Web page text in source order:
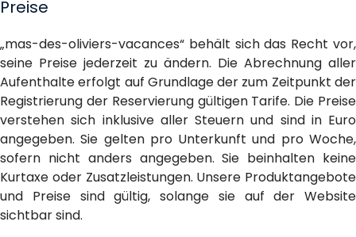
Preise
„mas-des-oliviers-vacances“ behält sich das Recht vor,
seine Preise jederzeit zu ändern. Die Abrechnung aller
Aufenthalte erfolgt auf Grundlage der zum Zeitpunkt der
Registrierung der Reservierung gültigen Tarife. Die Preise
verstehen sich inklusive aller Steuern und sind in Euro
angegeben. Sie gelten pro Unterkunft und pro Woche,
sofern nicht anders angegeben. Sie beinhalten keine
Kurtaxe oder Zusatzleistungen. Unsere Produktangebote
und Preise sind gültig, solange sie auf der Website
sichtbar sind.